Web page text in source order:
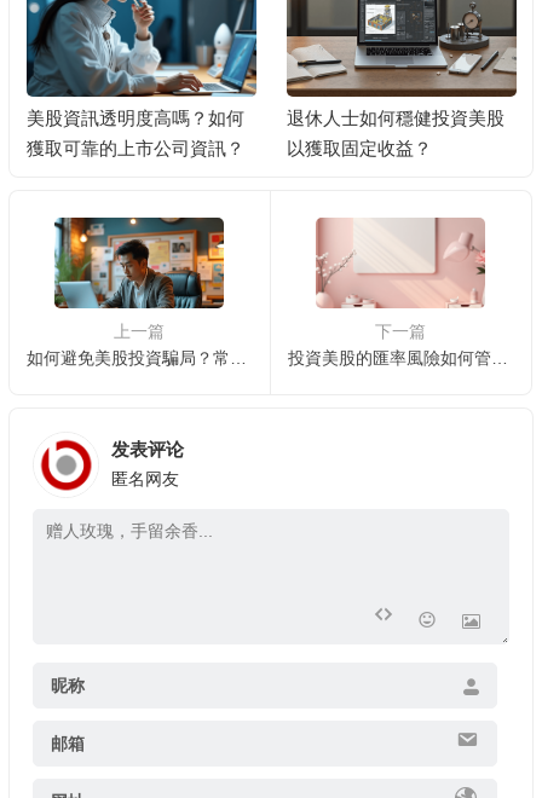
美股資訊透明度高嗎？如何
獲取可靠的上市公司資訊？
退休人士如何穩健投資美股
以獲取固定收益？
上一篇
下一篇
发表评论
匿名网友
昵称
邮箱